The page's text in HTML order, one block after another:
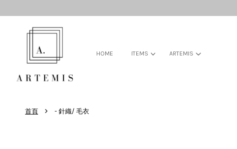
HOME ITEMS ARTEMIS
首頁 › - 針織/ 毛衣